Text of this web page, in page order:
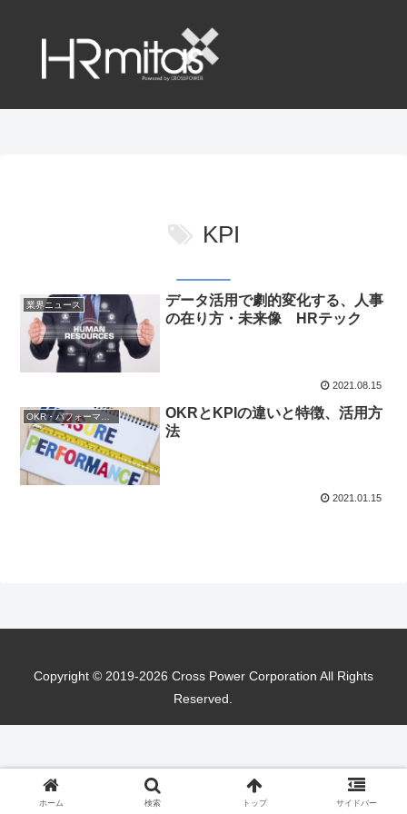
KPI
業界ニュース
データ活用で劇的変化する、人事
の在り方・未来像 HRテック
2021.08.15
OKR・パフォーマンス
OKRとKPIの違いと特徴、活用方
法
2021.01.15
Copyright © 2019-2026 Cross Power Corporation All Rights
Reserved.
ホーム 検索 トップ サイドバー